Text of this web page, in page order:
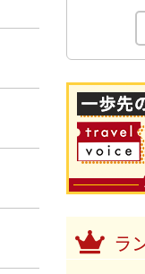
ラ